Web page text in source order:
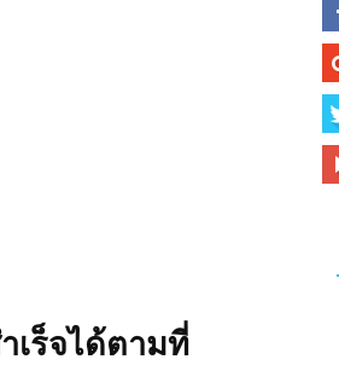
เร็จได้ตามที่